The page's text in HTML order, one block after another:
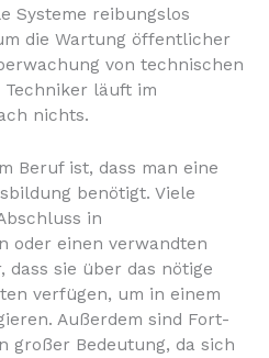
Systeme reibungslos
die Wartung öffentlicher
von technischen
läuft im
nichts.
Beruf ist, dass man eine
benötigt. Viele
in
oder einen verwandten
dass sie über das nötige
verfügen, um in einem
Außerdem sind Fort-
großer Bedeutung, da sich